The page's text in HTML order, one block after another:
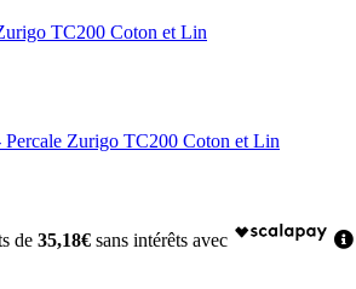
TC200 Coton et Lin
Percale Zurigo TC200 Coton et Lin
de 35,18€ sans intérêts avec